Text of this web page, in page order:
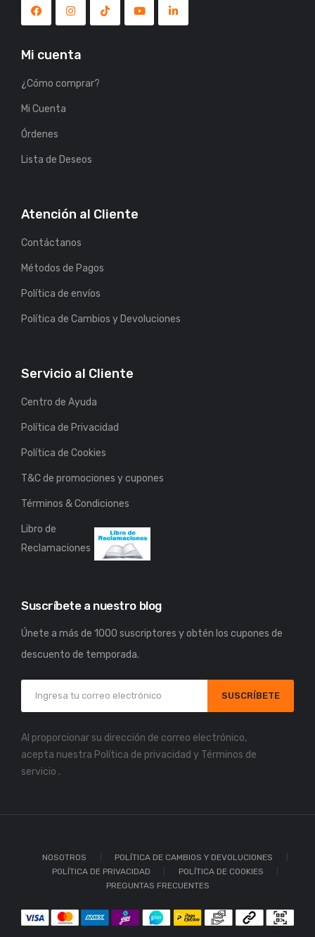
Mi cuenta
¿Cómo comprar?
Mi Cuenta
Órdenes
Lista de Deseos
Atención al Cliente
Contáctanos
Métodos de Pagos
Política de envíos
Política de Cambios y Devoluciones
Servicio al Cliente
Centro de Ayuda
Política de Privacidad
Política de Cookies
T&C de promociones y cupones
Términos & Condiciones
Libro de
Reclamaciones
Suscríbete a nuestro blog
Únete a más de 1000 suscriptores y obtén los cupones de
descuento de temporada.
SUSCRÍBETE
Al proporcionar su dirección de correo electrónico,
acepta nuestra Política de privacidad y Términos de
servicio .
NOSOTROS
POLÍTICA DE CAMBIOS Y DEVOLUCIONES
POLÍTICA DE PRIVACIDAD
POLÍTICA DE COOKIES
PREGUNTAS FRECUENTES